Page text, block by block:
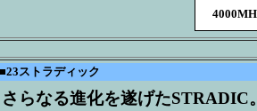
■23ストラディック
さらなる進化を遂げたSTRADIC